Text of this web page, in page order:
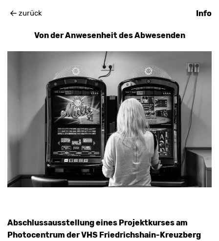
zurück Info
Von der Anwesenheit des Abwesenden
Abschlussausstellung eines Projektkurses am
Photocentrum der VHS Friedrichshain-Kreuzberg